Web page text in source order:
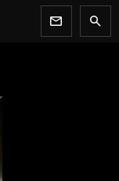
newsletter search